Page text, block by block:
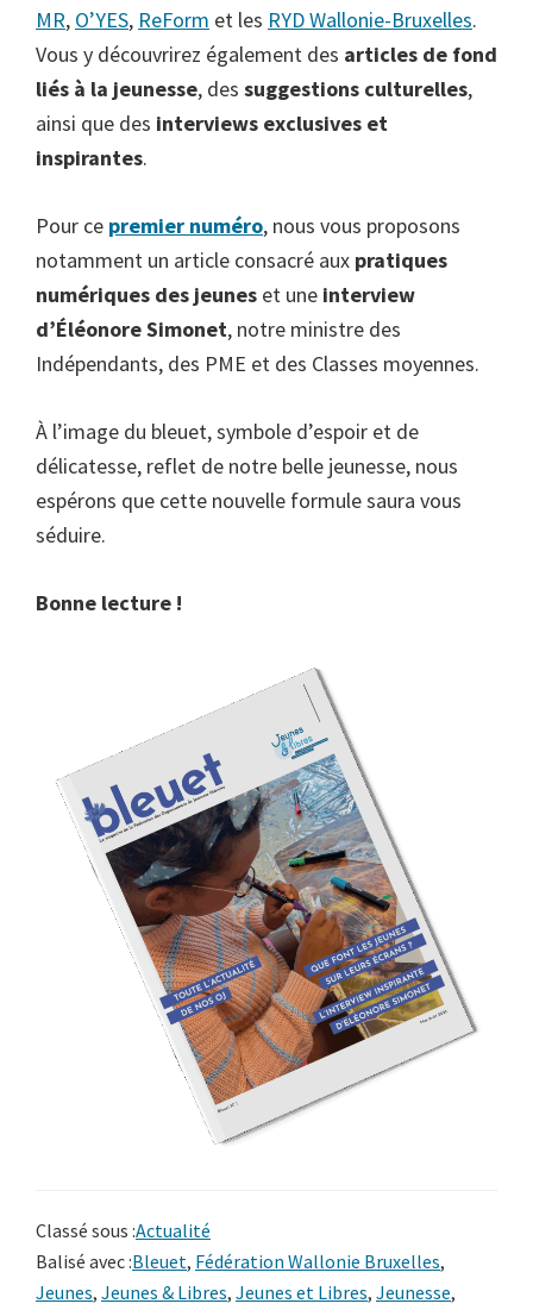
MR, O’YES, ReForm et les RYD Wallonie-Bruxelles.
Vous y découvrirez également des articles de fond
liés à la jeunesse, des suggestions culturelles,
ainsi que des interviews exclusives et
inspirantes.
Pour ce premier numéro, nous vous proposons
notamment un article consacré aux pratiques
numériques des jeunes et une interview
d’Éléonore Simonet, notre ministre des
Indépendants, des PME et des Classes moyennes.
À l’image du bleuet, symbole d’espoir et de
délicatesse, reflet de notre belle jeunesse, nous
espérons que cette nouvelle formule saura vous
séduire.
Bonne lecture !
Classé sous :Actualité
Balisé avec :Bleuet, Fédération Wallonie Bruxelles,
Jeunes, Jeunes & Libres, Jeunes et Libres, Jeunesse,